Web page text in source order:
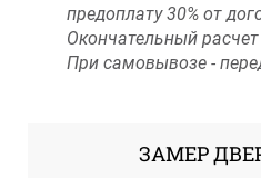
предоплату 30% от
Окончательный
При самовывозе -
ЗАМЕР